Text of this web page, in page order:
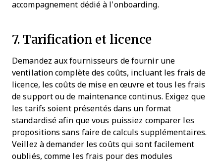
accompagnement dédié à l’onboarding.
7. Tarification et licence
Demandez aux fournisseurs de fournir une
ventilation complète des coûts, incluant les frais de
licence, les coûts de mise en œuvre et tous les frais
de support ou de maintenance continus. Exigez que
les tarifs soient présentés dans un format
standardisé afin que vous puissiez comparer les
propositions sans faire de calculs supplémentaires.
Veillez à demander les coûts qui sont facilement
oubliés, comme les frais pour des modules